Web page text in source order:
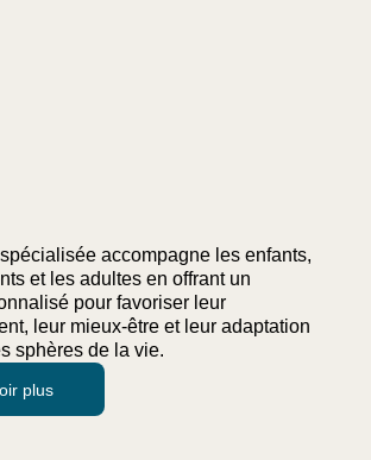
spécialisée accompagne les enfants,
et les adultes en offrant un
pour favoriser leur
leur mieux-être et leur adaptation
sphères de la vie.
plus